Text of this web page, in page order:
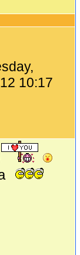
10:17